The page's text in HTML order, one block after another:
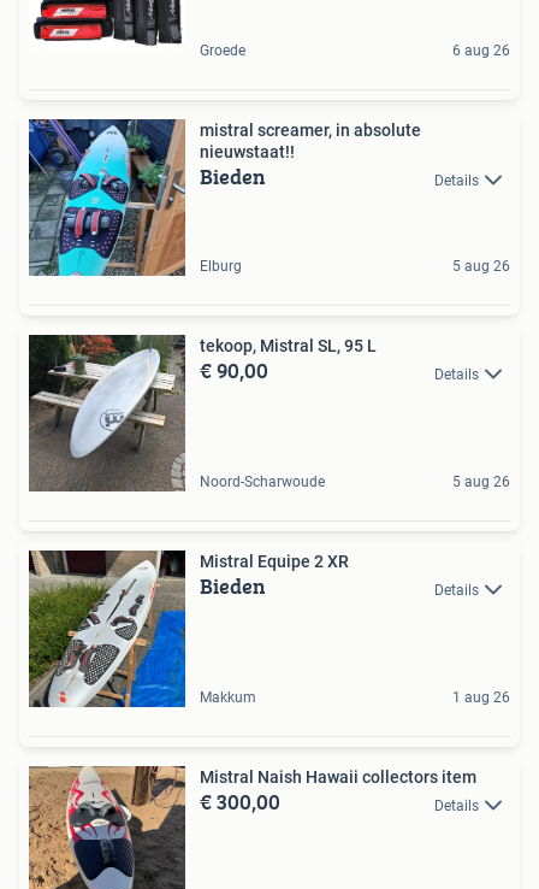
Groede 6 aug 26
mistral screamer, in absolute
nieuwstaat!!
Bieden Details
Elburg 5 aug 26
tekoop, Mistral SL, 95 L
€ 90,00 Details
Noord-Scharwoude 5 aug 26
Mistral Equipe 2 XR
Bieden Details
Makkum 1 aug 26
Mistral Naish Hawaii collectors item
€ 300,00 Details